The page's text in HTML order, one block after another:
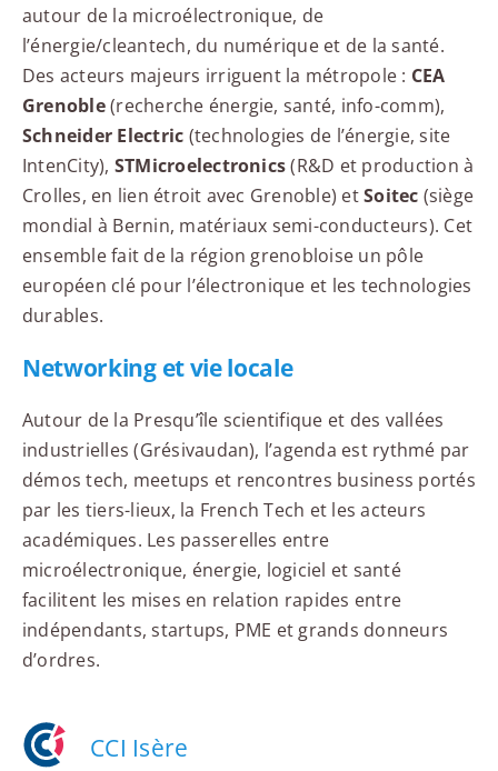
autour de la microélectronique, de
l’énergie/cleantech, du numérique et de la santé.
Des acteurs majeurs irriguent la métropole : CEA
Grenoble(recherche énergie, santé, info-comm),
Schneider Electric (technologies de l’énergie, site
IntenCity), STMicroelectronics(R&D et production à
Crolles, en lien étroit avec Grenoble) etSoitec (siège
mondial à Bernin, matériaux semi-conducteurs). Cet
ensemble fait de la région grenobloise un pôle
européen clé pour l’électronique et les technologies
durables.
Networking et vie locale
Autour de la Presqu’île scientifique et des vallées
industrielles (Grésivaudan), l’agenda est rythmé par
démos tech, meetups et rencontres business portés
par les tiers-lieux, la French Tech et les acteurs
académiques. Les passerelles entre
microélectronique, énergie, logiciel et santé
facilitent les mises en relation rapides entre
indépendants, startups, PME et grands donneurs
d’ordres.
CCI Isère